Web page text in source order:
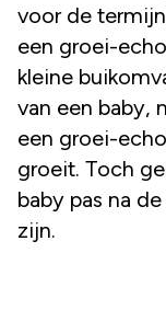
voor de
een groei-
kleine
van een baby,
een groei-
groeit. Toch
baby pas na
zijn.